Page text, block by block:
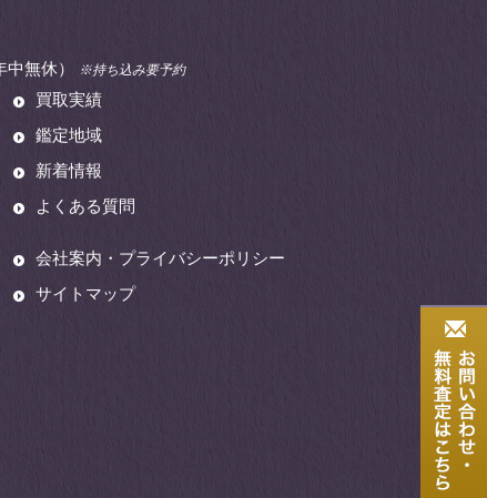
中無休） ※持ち込み要予約
買取実績
鑑定地域
新着情報
よくある質問
会社案内・プライバシーポリシー
サイトマップ